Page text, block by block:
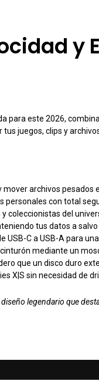
y
para este 2026,
juegos, clips y
archivos pesados
personales con total
coleccionistas del
tus datos a
C a USB-A para
mediante un
que un disco duro
X|S sin necesidad de
legendario que